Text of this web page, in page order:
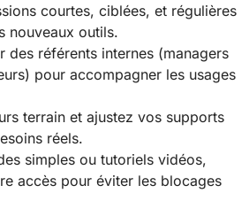
courtes, ciblées, et régulières
nouveaux outils.
des référents internes (managers
pour accompagner les usages
terrain et ajustez vos supports
réels.
simples ou tutoriels vidéos,
accès pour éviter les blocages